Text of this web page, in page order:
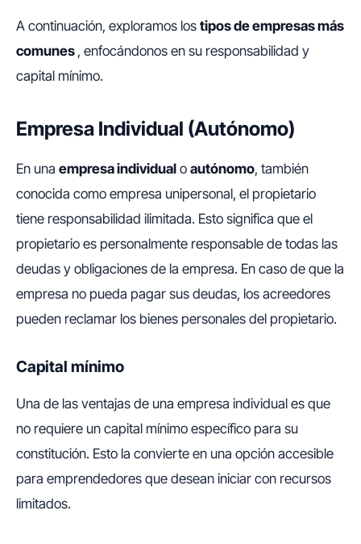
A continuación, exploramos los tipos de empresas más
comunes , enfocándonos en su responsabilidad y
capital mínimo.
Empresa Individual (Autónomo)
En una empresa individual o autónomo, también
conocida como empresa unipersonal, el propietario
tiene responsabilidad ilimitada. Esto significa que el
propietario es personalmente responsable de todas las
deudas y obligaciones de la empresa. En caso de que la
empresa no pueda pagar sus deudas, los acreedores
pueden reclamar los bienes personales del propietario.
Capital mínimo
Una de las ventajas de una empresa individual es que
no requiere un capital mínimo específico para su
constitución. Esto la convierte en una opción accesible
para emprendedores que desean iniciar con recursos
limitados.